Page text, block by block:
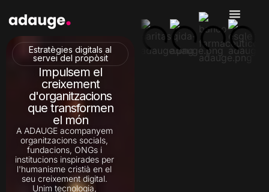
Estratègies digitals al
servei del propòsit
Impulsem el
creixement
d'organitzacions
que transformen
el món
A ADAUGE acompanyem
organitzacions socials,
fundacions, ONGs i
institucions inspirades per
l'humanisme cristià en el
seu creixement digital.
Unim tecnologia,